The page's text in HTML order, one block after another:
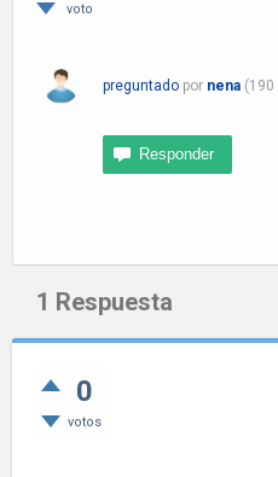
voto
preguntado por nena (190
1 Respuesta
0
votos